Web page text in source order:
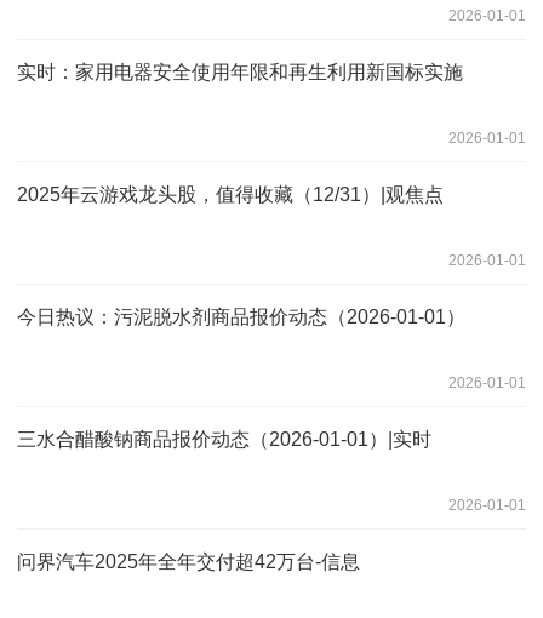
2026-01-01
实时：家用电器安全使用年限和再生利用新国标实施
2026-01-01
2025年云游戏龙头股，值得收藏（12/31）|观焦点
2026-01-01
今日热议：污泥脱水剂商品报价动态（2026-01-01）
2026-01-01
三水合醋酸钠商品报价动态（2026-01-01）|实时
2026-01-01
问界汽车2025年全年交付超42万台-信息